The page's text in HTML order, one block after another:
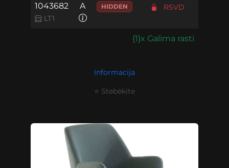
1043682
LT1
A HIDDEN RSVD
{1}x Galima rasti
Informacija
⭐ Stebėkite